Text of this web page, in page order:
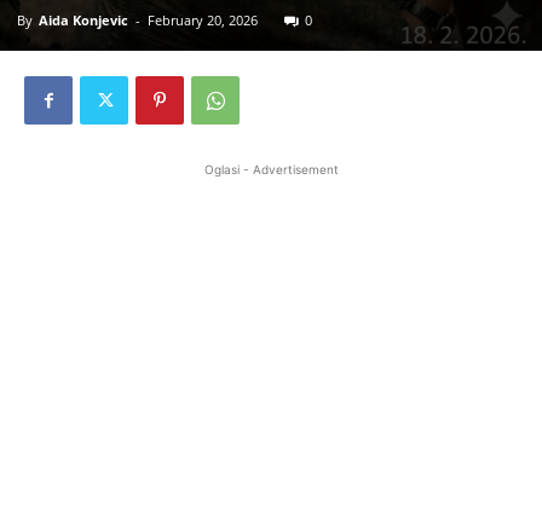
By Aida Konjevic - February 20, 2026 0
Oglasi - Advertisement